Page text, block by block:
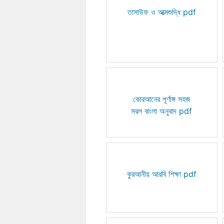
তাসাউফ ও আত্মশুদ্ধি pdf
কোরআনের পূর্ণাঙ্গ সহজ
সরল বাংলা অনুবাদ pdf
কুরআনীয় আরবি শিক্ষা pdf